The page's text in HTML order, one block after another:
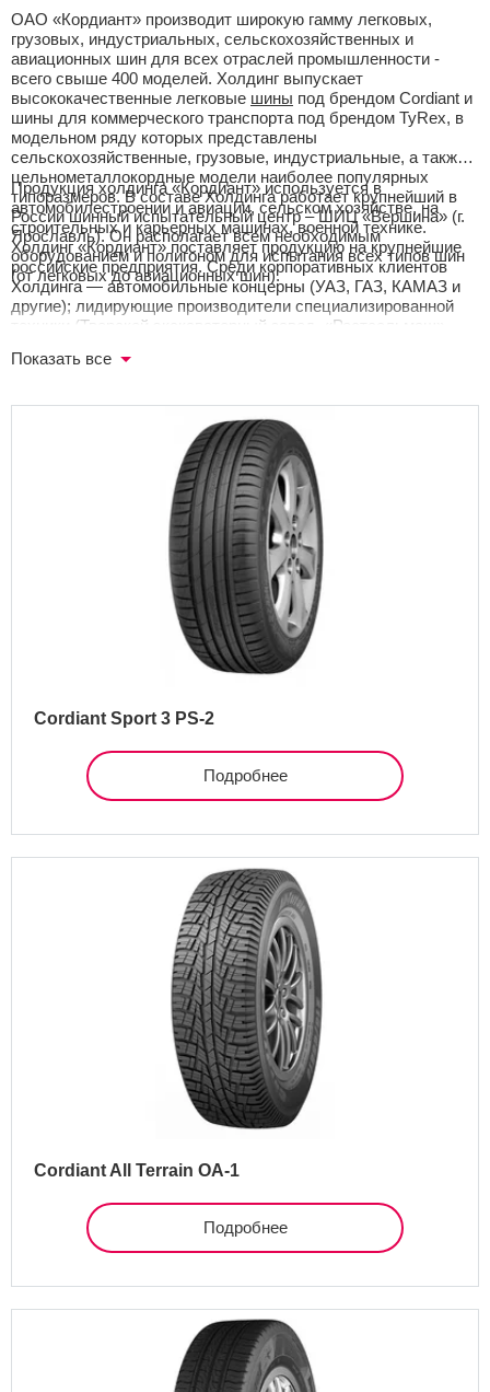
ОАО «Кордиант» производит широкую гамму легковых,
грузовых, индустриальных, сельскохозяйственных и
авиационных шин для всех отраслей промышленности -
всего свыше 400 моделей. Холдинг выпускает
высококачественные легковые шины под брендом Cordiant и
шины для коммерческого транспорта под брендом TyRex, в
модельном ряду которых представлены
сельскохозяйственные, грузовые, индустриальные, а также
цельнометаллокордные модели наиболее популярных
типоразмеров. В составе Холдинга работает крупнейший в
России шинный испытательный центр – ШИЦ «Вершина» (г.
Ярославль). Он располагает всем необходимым
оборудованием и полигоном для испытания всех типов шин
(от легковых до авиационных шин).
Продукция холдинга «Кордиант» используется в
автомобилестроении и авиации, сельском хозяйстве, на
строительных и карьерных машинах, военной технике.
Холдинг «Кордиант» поставляет продукцию на крупнейшие
российские предприятия. Среди корпоративных клиентов
Холдинга — автомобильные концерны (УАЗ, ГАЗ, КАМАЗ и
другие); лидирующие производители специализированной
техники (Тверской экскаваторный завод, «Ростсельмаш»,
нефтегазового, добывающего, энергетического,
Мосгортранс, «Норильский никель»); а также Министерство
обороны, МВД, МЧС и другие предприятия и организации.
Показать все
Cordiant Sport 3 PS-2
Подробнее
Cordiant All Terrain OA-1
Подробнее